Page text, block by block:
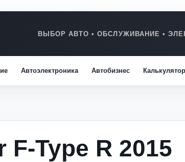
Автоэлектроника Автобизнес Калькулятор
Type R 2015